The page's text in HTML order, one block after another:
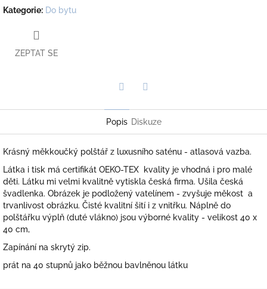
Kategorie: Do bytu
ZEPTAT SE
Popis Diskuze
Krásný měkkoučký polštář z luxusního saténu - atlasová vazba.
Látka i tisk má certifikát OEKO-TEX kvality je vhodná i pro malé
děti. Látku mi velmi kvalitně vytiskla česká firma. Ušila česká
švadlenka. Obrázek je podložený vatelínem - zvyšuje měkost a
trvanlivost obrázku. Čisté kvalitní šití i z vnitřku. Náplně do
polštářku výplň (duté vlákno) jsou výborné kvality - velikost 40 x
40 cm,
Zapínání na skrytý zip.
prát na 40 stupnů jako běžnou bavlněnou látku